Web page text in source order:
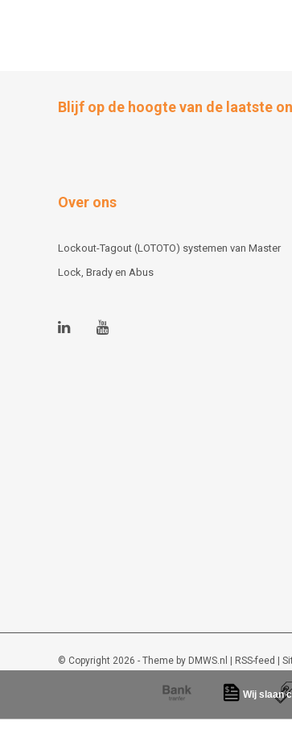
Blijf op de hoogte van de laatste
Over ons
Lockout-Tagout (LOTOTO) systemen van Master
Lock, Brady en Abus
© Copyright 2026 - Theme by DMWS.nl | RSS-feed |
Lockout-tagout-shop 9/10-48beoordelingen op
Wij slaan